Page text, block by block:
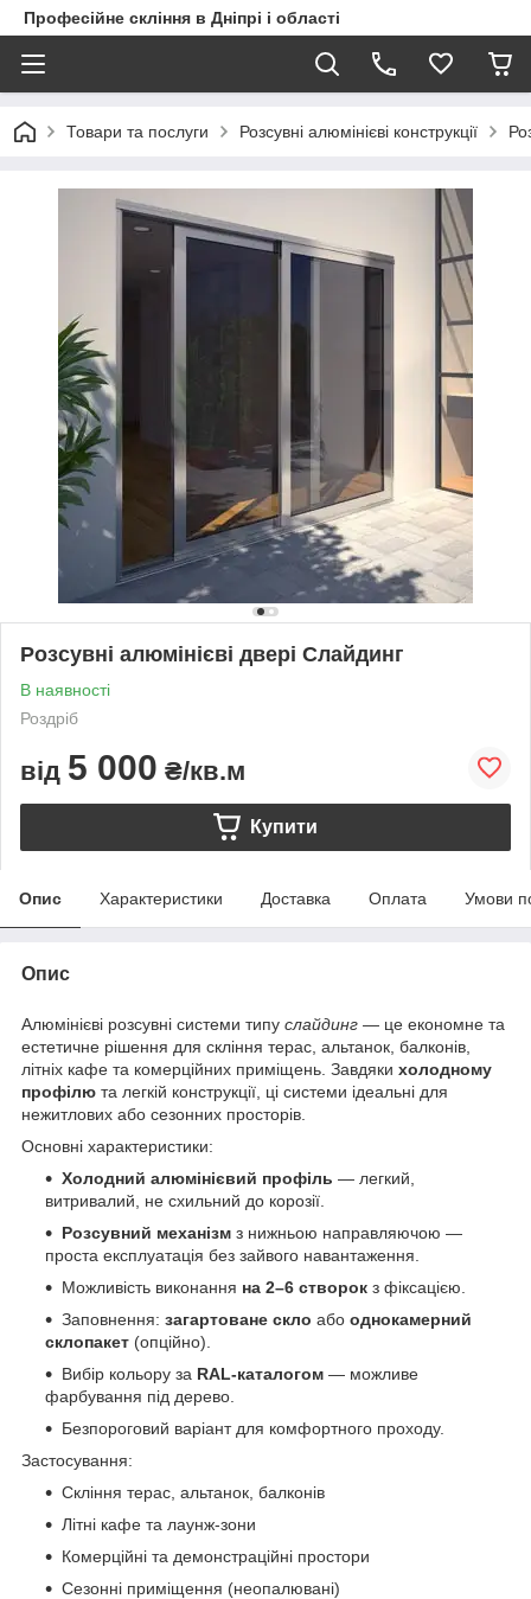
Професійне скління в Дніпрі і області
Товари та послуги Розсувні алюмінієві конструкції
Розсувні алюмінієві двері Слайдинг
В наявності
Роздріб
від 5 000 ₴/кв.м
Купити
Опис Характеристики Доставка Оплата Умови
Опис
Алюмінієві розсувні системи типу слайдинг — це економне та
естетичне рішення для скління терас, альтанок, балконів,
літніх кафе та комерційних приміщень. Завдяки холодному
профілю та легкій конструкції, ці системи ідеальні для
нежитлових або сезонних просторів.
Основні характеристики:
Холодний алюмінієвий профіль — легкий,
витривалий, не схильний до корозії.
Розсувний механізм з нижньою направляючою —
проста експлуатація без зайвого навантаження.
Можливість виконання на 2–6 створок з фіксацією.
Заповнення: загартоване скло або однокамерний
склопакет (опційно).
Вибір кольору за RAL-каталогом — можливе
фарбування під дерево.
Безпороговий варіант для комфортного проходу.
Застосування:
Скління терас, альтанок, балконів
Літні кафе та лаунж-зони
Комерційні та демонстраційні простори
Сезонні приміщення (неопалювані)